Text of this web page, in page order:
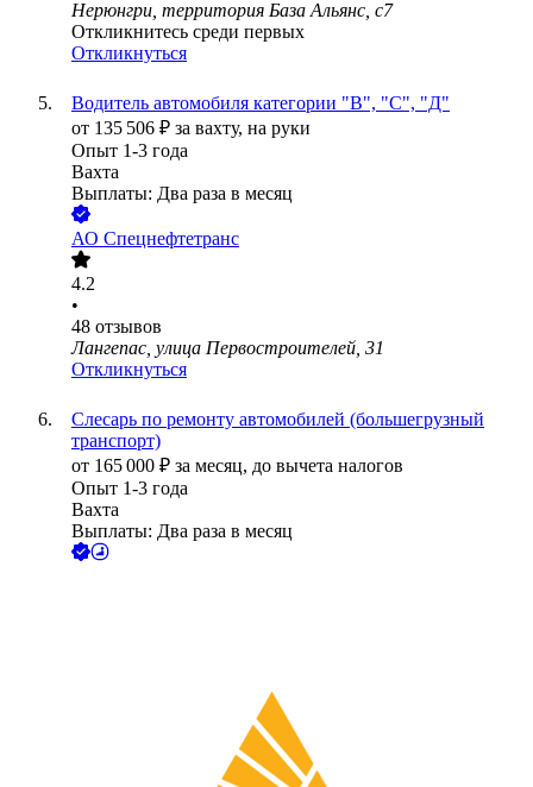
Нерюнгри, территория База Альянс, с7
Откликнитесь среди первых
Откликнуться
Водитель автомобиля категории "В", "С", "Д"
от 135 506 ₽ за вахту, на руки
Опыт 1-3 года
Вахта
Выплаты: Два раза в месяц
АО Спецнефтетранс
4.2
•
48 отзывов
Лангепас, улица Первостроителей, 31
Откликнуться
Слесарь по ремонту автомобилей (большегрузный
транспорт)
от 165 000 ₽ за месяц, до вычета налогов
Опыт 1-3 года
Вахта
Выплаты: Два раза в месяц